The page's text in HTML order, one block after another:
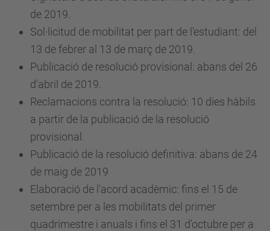
de 2019.
Sol·licitud de mobilitat per part de l'estudiant: del
13 de febrer al 13 de març de 2019
Publicació de resolució provisional: abans del 26
d'abril de 2019.
Reclamacions contra la resolució: 10 dies hàbils
a partir de la publicació de la resolució
provisional.
Publicació de la resolució definitiva: abans de 24
de maig de 2019
Elaboració de l'acord acadèmic: fins el 15 de
setembre per a les mobilitats del primer
quadrimestre i anuals i fins el 31 d'octubre per a